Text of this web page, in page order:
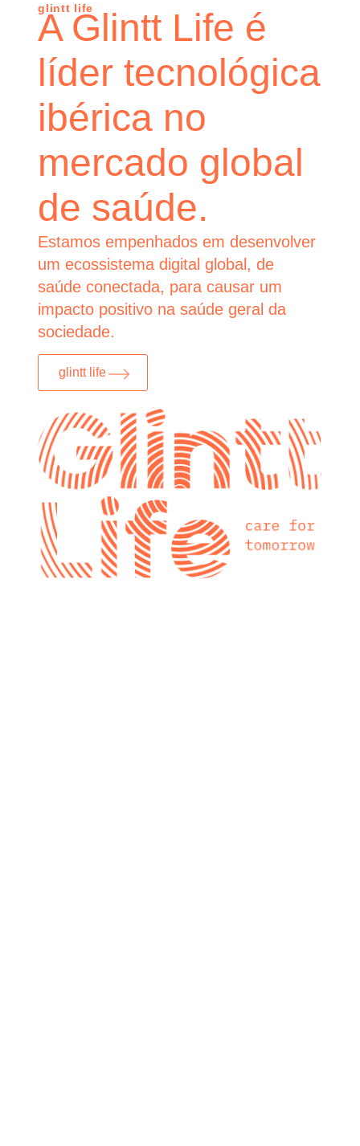
glintt life
A Glintt Life é
líder tecnológica
ibérica no
mercado global
de saúde.
Estamos empenhados em desenvolver
um ecossistema digital global, de
saúde conectada, para causar um
impacto positivo na saúde geral da
sociedade.
glintt life